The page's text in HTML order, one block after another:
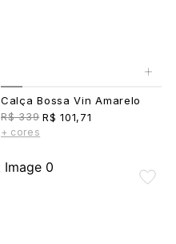
+
Calça Bossa Vin Amarelo
R$ 339 R$ 101,71
+ cores